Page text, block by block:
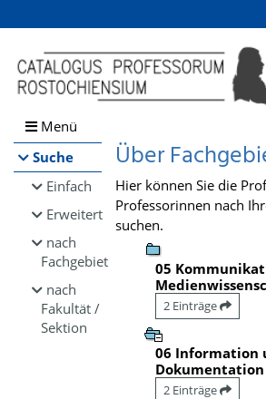
Browsen
direkt zum Inhalt
Menü
Suche
Einfach
Erweitert
nach
Fachgebiet
nach
Fakultät /
Sektion
Über
Hier können Sie die
Professorinnen nach
suchen.
05
2 Einträge
06 Information
Dokumentation
2 Einträge